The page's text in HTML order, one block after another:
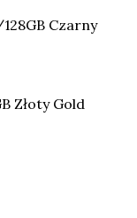
Czarny
Złoty Gold